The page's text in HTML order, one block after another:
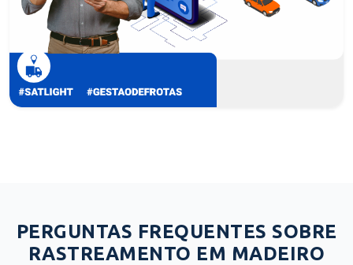
PERGUNTAS FREQUENTES SOBRE
RASTREAMENTO EM MADEIRO